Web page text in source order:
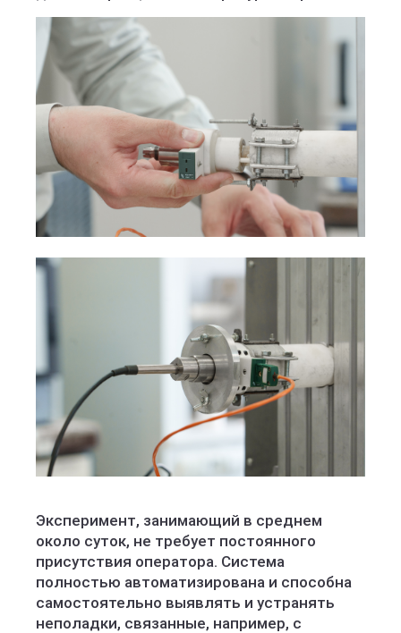
Эксперимент, занимающий в среднем
около суток, не требует постоянного
присутствия оператора. Система
полностью автоматизирована и способна
самостоятельно выявлять и устранять
неполадки, связанные, например, с